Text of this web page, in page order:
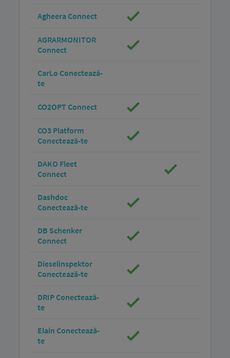
Agheera Connect
AGRARMONITOR
Connect
CarLo Conectează-
te
CO2OPT Connect
CO3 Platform
Conectează-te
DAKO Fleet
Connect
Dashdoc
Conectează-te
DB Schenker
Connect
Dieselinspektor
Conectează-te
DRIP Conectează-
te
Elain Conectează-
te